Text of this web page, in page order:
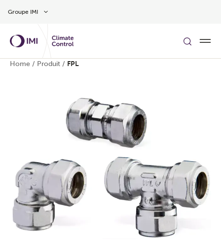
Groupe IMI
Home / Produit / FPL